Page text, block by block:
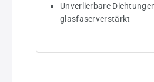
Unverlierbare
glasfaserverstärkt